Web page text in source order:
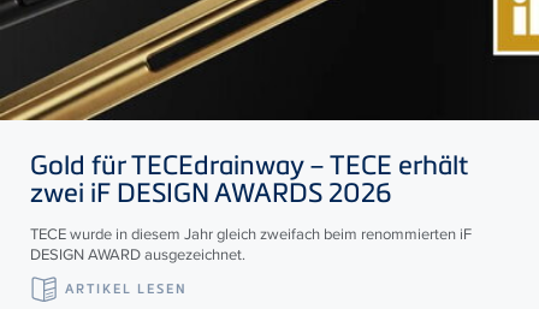
Gold fürTECEdrainway –TECE erhält
zwei iF DESIGN AWARDS 2026
TECE wurde in diesem Jahr gleich zweifach beim renommierten iF
DESIGN AWARD ausgezeichnet.
ARTIKEL LESEN